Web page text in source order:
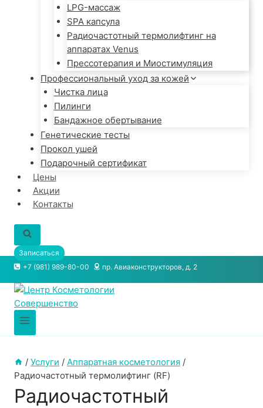
LPG-массаж
SPA капсула
Радиочастотный термолифтинг на
аппаратах Venus
Прессотерапия и Миостимуляция
Профессиональный уход за кожей
Чистка лица
Пилинги
Бандажное обертывание
Генетические тесты
Прокол ушей
Подарочный сертификат
Цены
Акции
Контакты
Записаться
+7 (981) 989-80-00
пр. Авиаконструкторов, д. 2
/ Услуги / Аппаратная косметология /
Радиочастотный термолифтинг (RF)
Радиочастотный